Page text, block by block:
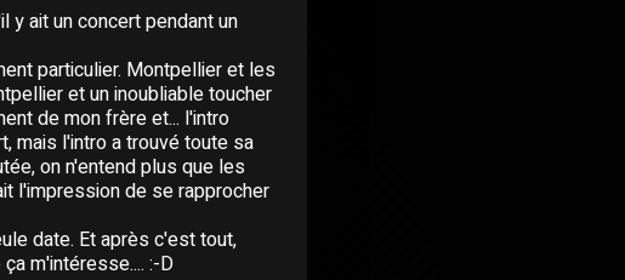
y ait un concert pendant un
particulier. Montpellier et les
et un inoubliable toucher
de mon frère et... l'intro
mais l'intro a trouvé toute sa
on n'entend plus que les
l'impression de se rapprocher
date. Et après c'est tout,
m'intéresse.... :-D